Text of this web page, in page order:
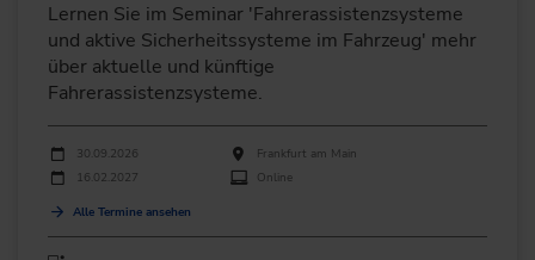
Lernen Sie im Seminar 'Fahrerassistenzsysteme
und aktive Sicherheitssysteme im Fahrzeug' mehr
über aktuelle und künftige
Fahrerassistenzsysteme.
Durchführungen
Veranstaltungsdatum Veranstaltungsort
30.09.2026
Frankfurt am Main
16.02.2027
Online
Alle Termine ansehen